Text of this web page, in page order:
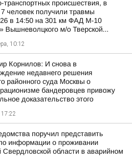
транспортных происшествия, в
7 человек получили травмы
в 14:50 на 301 км ФАД М-10
Вышневолцкого м/о Тверской...
10:12
Корнилов: И снова в
недавнего решения
районного суда Москвы о
бандеровцев привожу
доказательство этого
17:22
поручил представить
информации о проживании
Свердловской области в аварийном